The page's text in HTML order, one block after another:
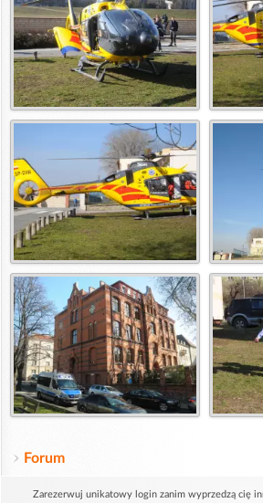
Forum
Zarezerwuj unikatowy login zanim wyprzedzą cię